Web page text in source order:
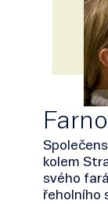
kolem
svého
řeholního